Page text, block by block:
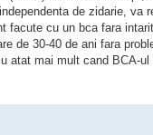
de zidarie, va
facute cu un bca fara
de 30-40 de ani fara
atat mai mult cand BCA-ul